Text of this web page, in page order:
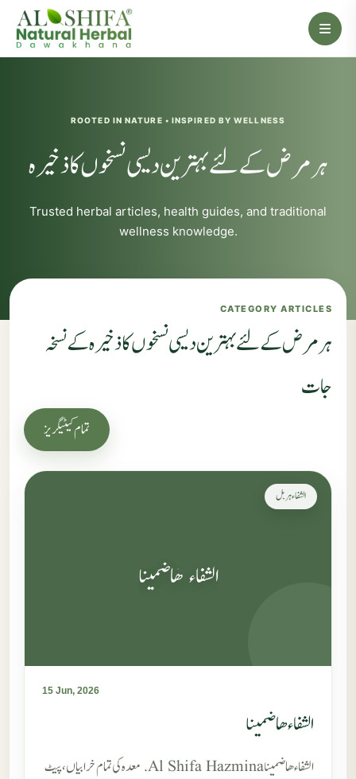
ROOTED IN NATURE • INSPIRED BY WELLNESS
ہر مرض کے لئے بہترین دیسی نسخوں کا ذخیرہ
Trusted herbal articles, health guides, and traditional
wellness knowledge.
CATEGORY ARTICLES
ہر مرض کے لئے بہترین دیسی نسخوں کا ذخیرہ کے نسخہ
جات
تمام کیٹیگریز
الشفاء ہربل
الشفاء ھاضمینا
15 Jun, 2026
الشفاء ھاضمینا
الشفاء ھاضمینا Al Shifa Hazmina. معدہ کی تمام خرابیاں، پیٹ